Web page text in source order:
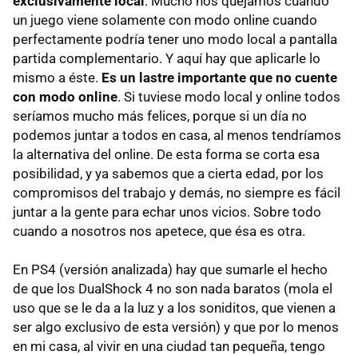
un juego viene solamente con modo online cuando
perfectamente podría tener uno modo local a pantalla
partida complementario. Y aquí hay que aplicarle lo
mismo a éste. Es un lastre importante que no cuente
con modo online. Si tuviese modo local y online todos
seríamos mucho más felices, porque si un día no
podemos juntar a todos en casa, al menos tendríamos
la alternativa del online. De esta forma se corta esa
posibilidad, y ya sabemos que a cierta edad, por los
compromisos del trabajo y demás, no siempre es fácil
juntar a la gente para echar unos vicios. Sobre todo
cuando a nosotros nos apetece, que ésa es otra.
En PS4 (versión analizada) hay que sumarle el hecho
de que los DualShock 4 no son nada baratos (mola el
uso que se le da a la luz y a los soniditos, que vienen a
ser algo exclusivo de esta versión) y que por lo menos
en mi casa, al vivir en una ciudad tan pequeña, tengo